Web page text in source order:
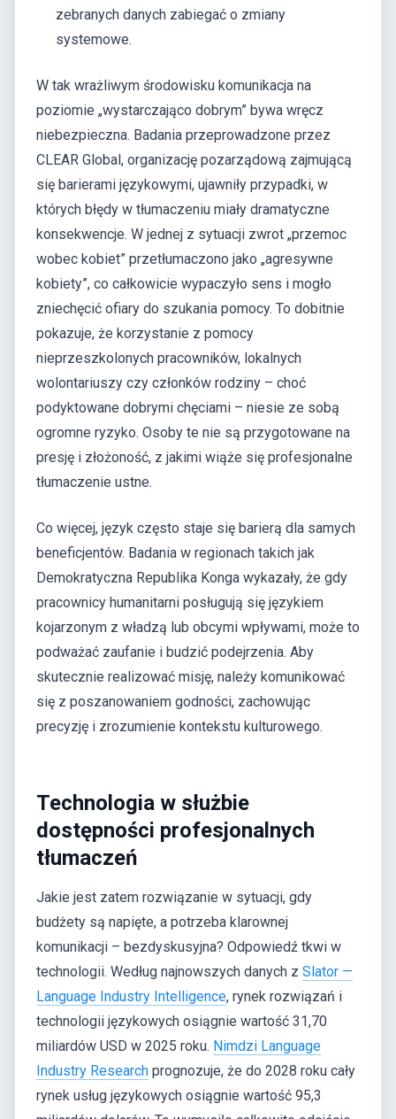
zebranych danych zabiegać o zmiany
systemowe.
W tak wrażliwym środowisku komunikacja na
poziomie „wystarczająco dobrym” bywa wręcz
niebezpieczna. Badania przeprowadzone przez
CLEAR Global, organizację pozarządową zajmującą
się barierami językowymi, ujawniły przypadki, w
których błędy w tłumaczeniu miały dramatyczne
konsekwencje. W jednej z sytuacji zwrot „przemoc
wobec kobiet” przetłumaczono jako „agresywne
kobiety”, co całkowicie wypaczyło sens i mogło
zniechęcić ofiary do szukania pomocy. To dobitnie
pokazuje, że korzystanie z pomocy
nieprzeszkolonych pracowników, lokalnych
wolontariuszy czy członków rodziny – choć
podyktowane dobrymi chęciami – niesie ze sobą
ogromne ryzyko. Osoby te nie są przygotowane na
presję i złożoność, z jakimi wiąże się profesjonalne
tłumaczenie ustne.
Co więcej, język często staje się barierą dla samych
beneficjentów. Badania w regionach takich jak
Demokratyczna Republika Konga wykazały, że gdy
pracownicy humanitarni posługują się językiem
kojarzonym z władzą lub obcymi wpływami, może to
podważać zaufanie i budzić podejrzenia. Aby
skutecznie realizować misję, należy komunikować
się z poszanowaniem godności, zachowując
precyzję i zrozumienie kontekstu kulturowego.
Technologia w służbie
dostępności profesjonalnych
tłumaczeń
Jakie jest zatem rozwiązanie w sytuacji, gdy
budżety są napięte, a potrzeba klarownej
komunikacji – bezdyskusyjna? Odpowiedź tkwi w
technologii. Według najnowszych danych z Slator —
Language Industry Intelligence, rynek rozwiązań i
technologii językowych osiągnie wartość 31,70
miliardów USD w 2025 roku. Nimdzi Language
Industry Research prognozuje, że do 2028 roku cały
rynek usług językowych osiągnie wartość 95,3